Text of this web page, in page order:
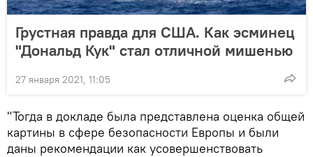
Грустная правда для США. Как эсминец
"Дональд Кук" стал отличной мишенью
27 января 2021, 11:05
"Тогда в докладе была представлена оценка общей
картины в сфере безопасности Европы и были
даны рекомендации как усовершенствовать